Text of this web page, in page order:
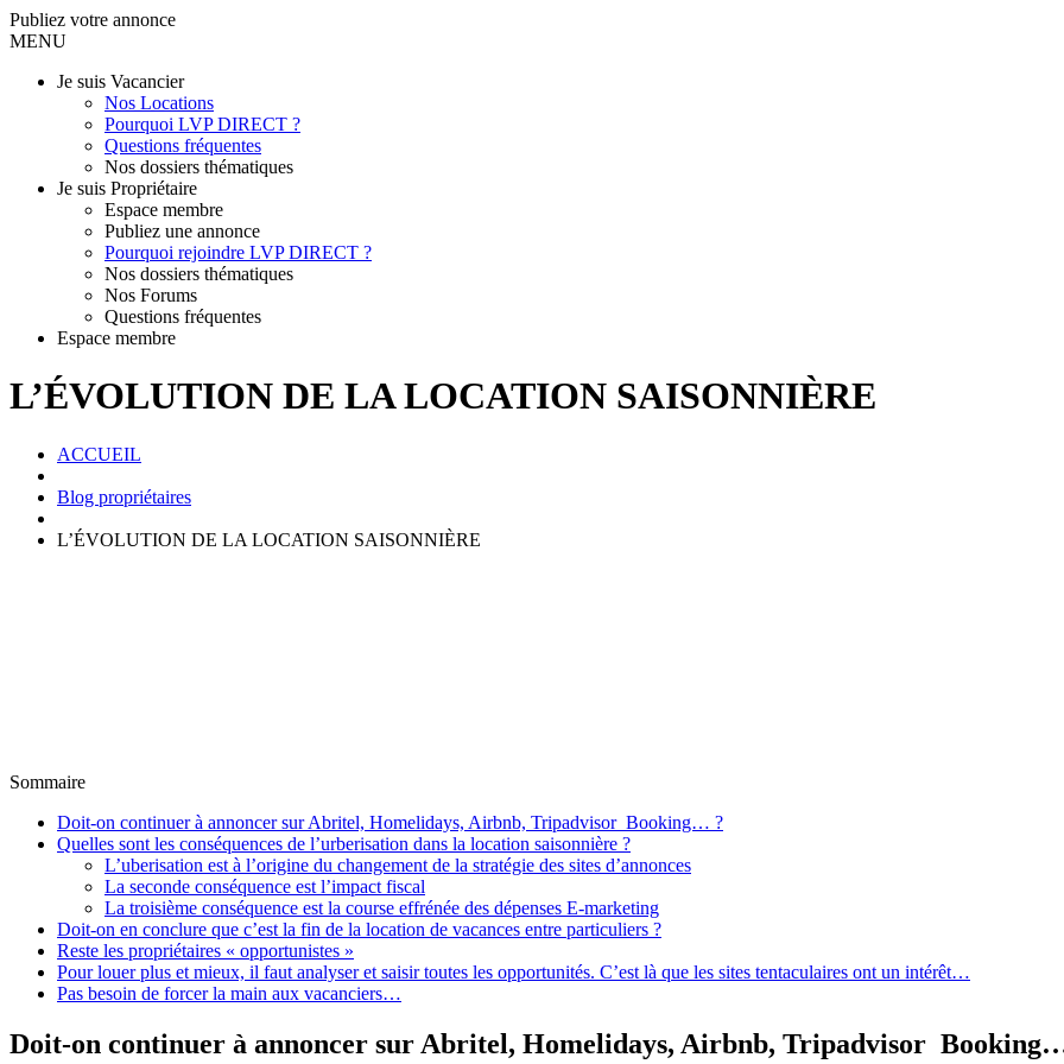
Publiez votre annonce
MENU
Je suis Vacancier
Nos Locations
Pourquoi LVP DIRECT ?
Questions fréquentes
Nos dossiers thématiques
Je suis Propriétaire
Espace membre
Publiez une annonce
Pourquoi rejoindre LVP DIRECT ?
Nos dossiers thématiques
Nos Forums
Questions fréquentes
Espace membre
L’ÉVOLUTION DE LA LOCATION SAISONNIÈRE
ACCUEIL
Blog propriétaires
L’ÉVOLUTION DE LA LOCATION SAISONNIÈRE
Sommaire
Doit-on continuer à annoncer sur Abritel, Homelidays, Airbnb, Tripadvisor Booking… ?
Quelles sont les conséquences de l’urberisation dans la location saisonnière ?
L’uberisation est à l’origine du changement de la stratégie des sites d’annonces
La seconde conséquence est l’impact fiscal
La troisième conséquence est la course effrénée des dépenses E-marketing
Doit-on en conclure que c’est la fin de la location de vacances entre particuliers ?
Reste les propriétaires « opportunistes »
Pour louer plus et mieux, il faut analyser et saisir toutes les opportunités. C’est là que les sites tentaculaires ont un intérêt…
Pas besoin de forcer la main aux vacanciers…
Doit-on continuer à annoncer sur Abritel, Homelidays, Airbnb, Tripadvisor